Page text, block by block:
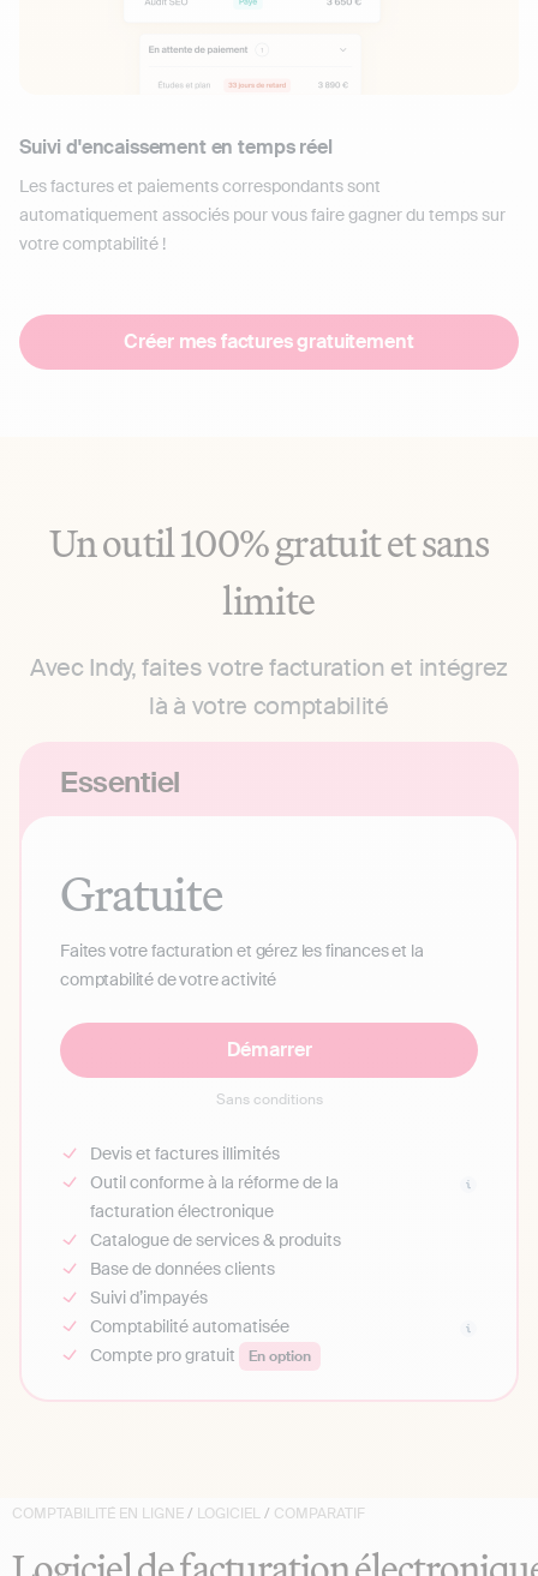
Suivi d'encaissement en temps réel
Les factures et paiements correspondants sont
automatiquement associés pour vous faire gagner du temps sur
votre comptabilité !
Créer mes factures gratuitement
Un outil 100% gratuit et sans
limite
Avec Indy, faites votre facturation et intégrez
là à votre comptabilité
Essentiel
Gratuite
Faites votre facturation et gérez les finances et la
comptabilité de votre activité
Démarrer
Sans conditions
Devis et factures illimités
Outil conforme à la réforme de la
facturation électronique
Catalogue de services & produits
Base de données clients
Suivi d’impayés
Comptabilité automatisée
Compte pro gratuit
En option
COMPTABILITÉ EN LIGNE/ LOGICIEL/ COMPARATIF